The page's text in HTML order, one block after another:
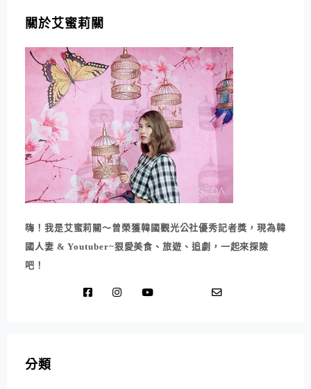
關於艾蜜莉關
嗨！我是艾蜜莉關～曾榮獲韓國觀光公社優秀記者獎，現為韓
國人妻 & Youtuber~狠愛美食、旅遊、追劇，一起來探險
吧！
分類